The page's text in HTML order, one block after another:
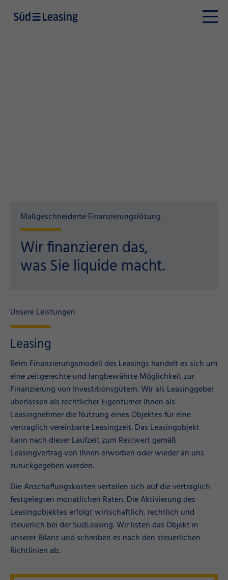
Maßgeschneiderte Finanzierungslösung
Wir finanzieren das,
was Sie liquide macht.
Unsere Leistungen
Leasing
Beim Finanzierungsmodell des Leasings handelt es sich um
eine zeitgerechte und langbewährte Möglichkeit zur
Finanzierung von Investitionsgütern. Wir als Leasinggeber
überlassen als rechtlicher Eigentümer Ihnen als
Leasingnehmer die Nutzung eines Objektes für eine
vertraglich vereinbarte Leasingzeit. Das Leasingobjekt
kann nach dieser Laufzeit zum Restwert gemäß
Leasingvertrag von Ihnen erworben oder wieder an uns
zurückgegeben werden.
Die Anschaffungskosten verteilen sich auf die vertraglich
festgelegten monatlichen Raten. Die Aktivierung des
Leasingobjektes erfolgt wirtschaftlich, rechtlich und
steuerlich bei der SüdLeasing. Wir listen das Objekt in
unserer Bilanz und schreiben es nach den steuerlichen
Richtlinien ab.